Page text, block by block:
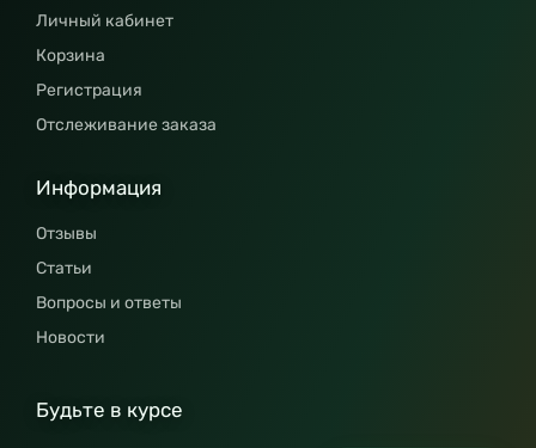
Личный кабинет
Корзина
Регистрация
Отслеживание заказа
Информация
Отзывы
Статьи
Вопросы и ответы
Новости
Будьте в курсе